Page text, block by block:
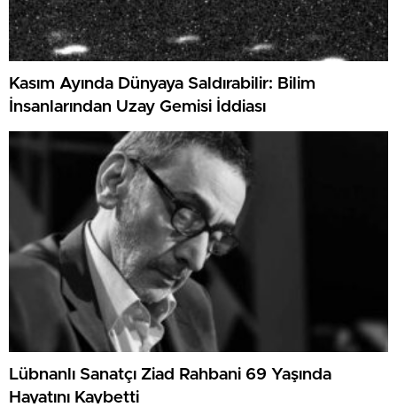
Kasım Ayında Dünyaya Saldırabilir: Bilim
İnsanlarından Uzay Gemisi İddiası
Lübnanlı Sanatçı Ziad Rahbani 69 Yaşında
Hayatını Kaybetti